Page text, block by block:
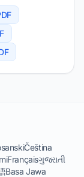
Čeština
Françaisગુજરાતી
Basa Jawa